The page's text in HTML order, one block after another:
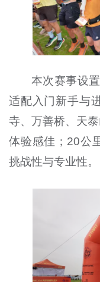
本次赛事设
适配入门新手与
寺、万善桥、天
体验感佳；20公
挑战性与专业性。